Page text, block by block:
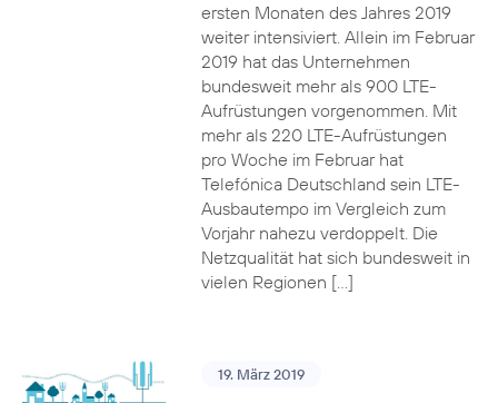
ersten Monaten des Jahres 2019
weiter intensiviert. Allein im Februar
2019 hat das Unternehmen
bundesweit mehr als 900 LTE-
Aufrüstungen vorgenommen. Mit
mehr als 220 LTE-Aufrüstungen
pro Woche im Februar hat
Telefónica Deutschland sein LTE-
Ausbautempo im Vergleich zum
Vorjahr nahezu verdoppelt. Die
Netzqualität hat sich bundesweit in
vielen Regionen […]
19. März 2019